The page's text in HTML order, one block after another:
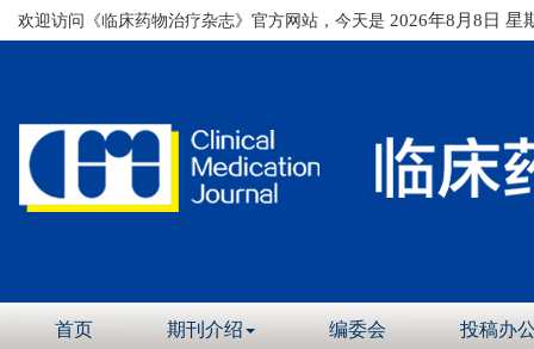
欢迎访问《临床药物治疗杂志》官方网站，今天是 2026年8月8日 星
首页 期刊介绍 编委会 投稿办